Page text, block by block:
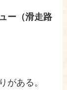
ー（滑走路
がある。